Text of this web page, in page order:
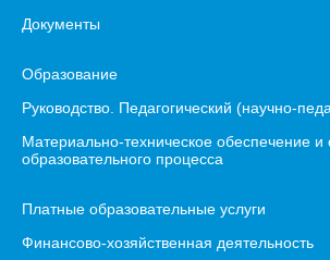
Документы
Образование
Руководство. Педагогический (научно-
Материально-техническое обеспечение
образовательного процесса
Платные образовательные услуги
Финансово-хозяйственная деятельность